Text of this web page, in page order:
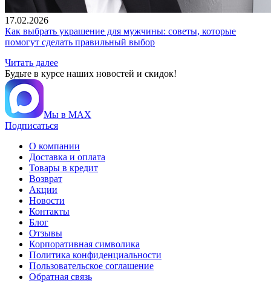
17.02.2026
Как выбрать украшение для мужчины: советы, которые
помогут сделать правильный выбор
Читать далее
Будьте в курсе наших новостей и скидок!
Мы в MAX
Подписаться
О компании
Доставка и оплата
Товары в кредит
Возврат
Акции
Новости
Контакты
Блог
Отзывы
Корпоративная символика
Политика конфиденциальности
Пользовательское соглашение
Обратная связь